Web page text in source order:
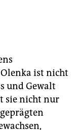
ist nicht
und Gewalt
sie nicht nur